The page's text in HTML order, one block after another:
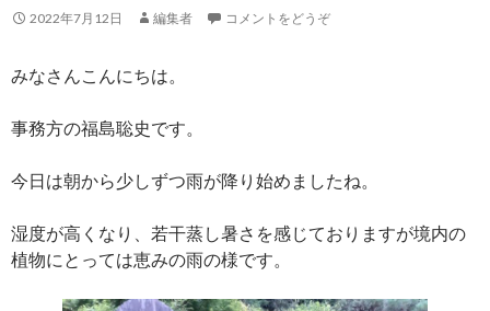
2022年7月12日 編集者 コメントをどうぞ
みなさんこんにちは。
事務方の福島聡史です。
今日は朝から少しずつ雨が降り始めましたね。
湿度が高くなり、若干蒸し暑さを感じておりますが境内の
植物にとっては恵みの雨の様です。